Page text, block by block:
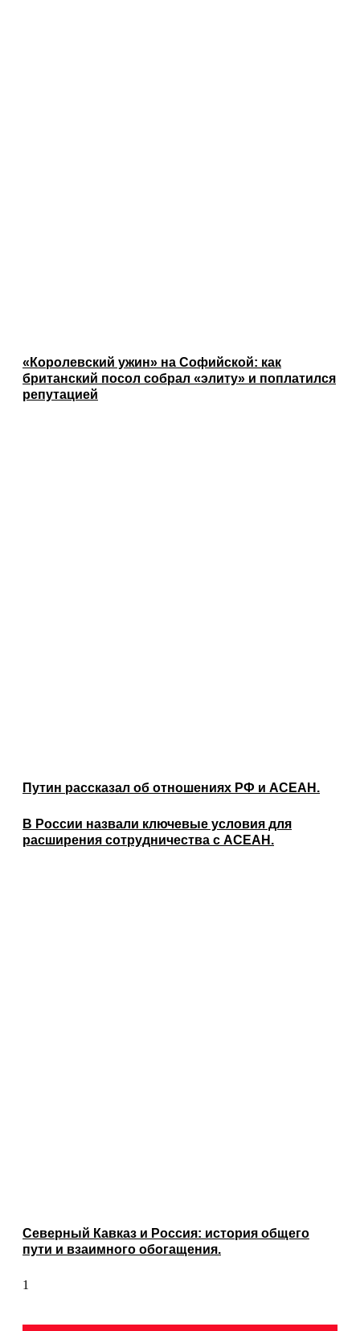
«Королевский ужин» на Софийской: как
британский посол собрал «элиту» и поплатился
репутацией
Путин рассказал об отношениях РФ и АСЕАН.
В России назвали ключевые условия для
расширения сотрудничества с АСЕАН.
Северный Кавказ и Россия: история общего
пути и взаимного обогащения.